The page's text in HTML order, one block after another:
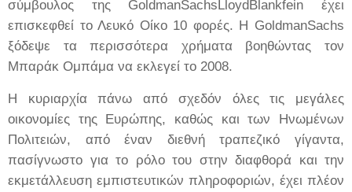
σύμβουλος της GoldmanSachsLloydBlankfein έχει
επισκεφθεί το Λευκό Οίκο 10 φορές. Η GoldmanSachs
ξόδεψε τα περισσότερα χρήματα βοηθώντας τον
Μπαράκ Ομπάμα να εκλεγεί το 2008.
Η κυριαρχία πάνω από σχεδόν όλες τις μεγάλες
οικονομίες της Ευρώπης, καθώς και των Ηνωμένων
Πολιτειών, από έναν διεθνή τραπεζικό γίγαντα,
πασίγνωστο για το ρόλο του στην διαφθορά και την
εκμετάλλευση εμπιστευτικών πληροφοριών, έχει πλέον